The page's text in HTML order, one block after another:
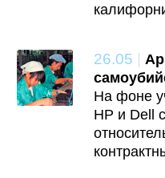
26.05 |
На фоне
HP и Dell